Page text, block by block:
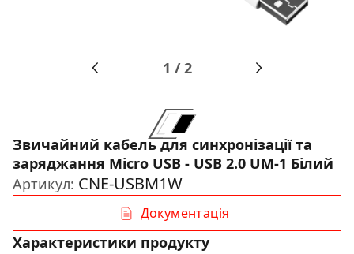
1 /2
Звичайний кабель для синхронізації та
заряджання Micro USB - USB 2.0 UM-1 Білий
Артикул: CNE-USBM1W
Документація
Характеристики продукту